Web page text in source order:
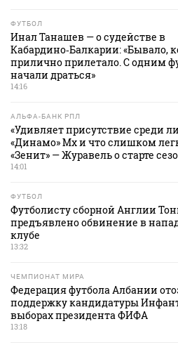
ФУТБОЛ
Инал Танашев — о судействе в
Кабардино‑Балкарии: «Бывало,
прилично прилетало. С одним
начали драться»
14:16
АЛЬФА-БАНК РПЛ
«Удивляет присутствие среди
«Динамо» Мх и что слишком
«Зенит» — Журавель о старте
14:01
ФУТБОЛ
Футболисту сборной Англии
предъявлено обвинение в
клубе
13:32
ЧЕМПИОНАТ МИРА
Федерация футбола Албании
поддержку кандидатуры
выборах президента ФИФА
13:18